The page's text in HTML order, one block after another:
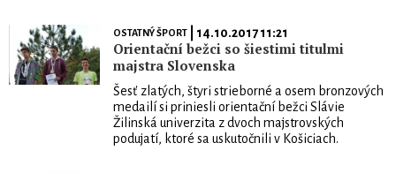
OSTATNÝ ŠPORT| 14.10.2017 11:21
Orientační bežci so šiestimi titulmi
majstra Slovenska
Šesť zlatých, štyri strieborné a osem bronzových
medailí si priniesli orientační bežci Slávie
Žilinská univerzita z dvoch majstrovských
podujatí, ktoré sa uskutočnili v Košiciach.